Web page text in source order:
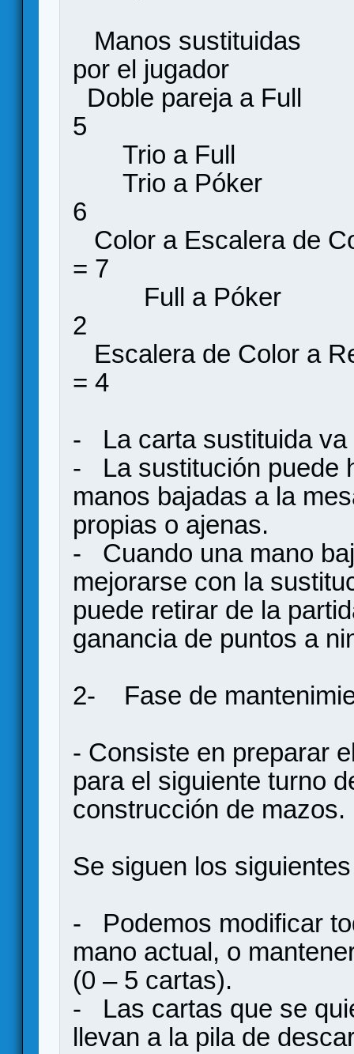
Manos
por el jugador
Doble
5
Trio a
Trio a
6
Color a
= 7
Full a
2
Escalera de
= 4
- La carta sustituida va
- La sustitución puede
manos bajadas a la
propias o ajenas.
- Cuando una mano
mejorarse con la
puede retirar de la
ganancia de puntos a
2- Fase de
- Consiste en preparar
para el siguiente turno
construcción de mazos.
Se siguen los
- Podemos modificar
mano actual, o
(0 – 5 cartas).
- Las cartas que se
llevan a la pila de